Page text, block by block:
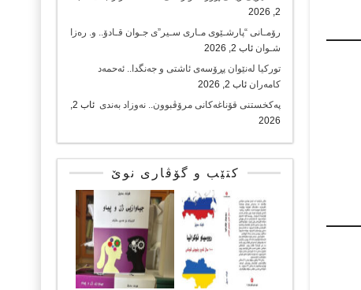
2, 2026
رۆمـانی “پارشـێوی مـاری سـیر”ی جـوان قـادۆ.. و. رەزا
شـوان ئاب 2, 2026
تورکیا لەنێوان پڕۆسەی ئاشتی و جەنگدا.. ئەحمەد
کامەران ئاب 2, 2026
پەکخستنی قۆناغەکانی مرۆڤبوون.. نەوزاد بەندی
ئاب 2,
2026
کتێب و گۆڤاری نوێ